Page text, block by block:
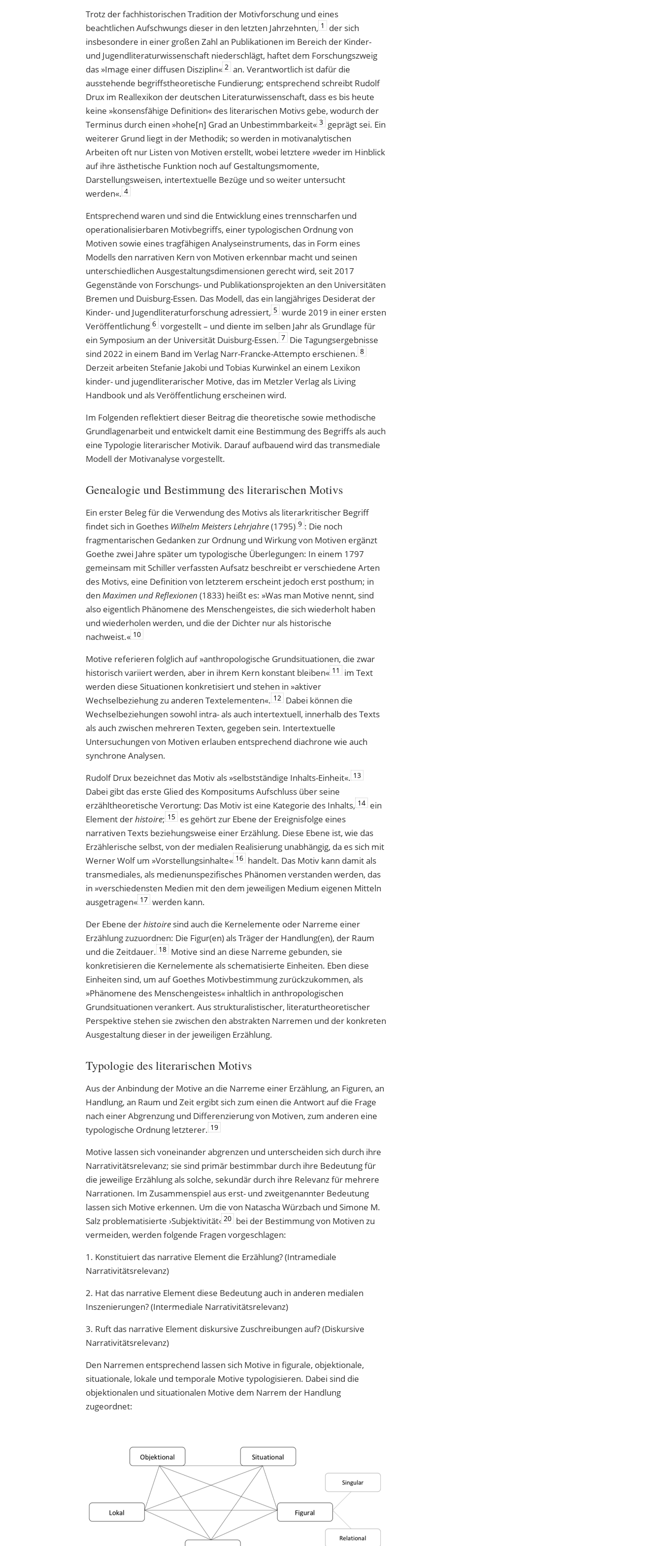
Trotz der fachhistorischen Tradition der Motivforschung und eines
beachtlichen Aufschwungs dieser in den letzten Jahrzehnten, 1
der sich
insbesondere in einer großen Zahl an Publikationen im Bereich der Kinder-
und Jugendliteraturwissenschaft niederschlägt, haftet dem Forschungszweig
das »Image einer diffusen Disziplin« 2 an. Verantwortlich ist dafür die
ausstehende begriffstheoretische Fundierung; entsprechend schreibt Rudolf
Drux im Reallexikon der deutschen Literaturwissenschaft, dass es bis heute
keine »konsensfähige Definition« des literarischen Motivs gebe, wodurch der
Terminus durch einen »hohe[n] Grad an Unbestimmbarkeit« 3 geprägt sei. Ein
weiterer Grund liegt in der Methodik; so werden in motivanalytischen
Arbeiten oft nur Listen von Motiven erstellt, wobei letztere »weder im Hinblick
auf ihre ästhetische Funktion noch auf Gestaltungsmomente,
Darstellungsweisen, intertextuelle Bezüge und so weiter untersucht
werden«. 4
Entsprechend waren und sind die Entwicklung eines trennscharfen und
operationalisierbaren Motivbegriffs, einer typologischen Ordnung von
Motiven sowie eines tragfähigen Analyseinstruments, das in Form eines
Modells den narrativen Kern von Motiven erkennbar macht und seinen
unterschiedlichen Ausgestaltungsdimensionen gerecht wird, seit 2017
Gegenstände von Forschungs- und Publikationsprojekten an den Universitäten
Bremen und Duisburg-Essen. Das Modell, das ein langjähriges Desiderat der
Kinder- und Jugendliteraturforschung adressiert, 5 wurde 2019 in einer ersten
Veröffentlichung 6 vorgestellt – und diente im selben Jahr als Grundlage für
ein Symposium an der Universität Duisburg-Essen. 7 Die Tagungsergebnisse
sind 2022 in einem Band im Verlag Narr-Francke-Attempto erschienen. 8
Derzeit arbeiten Stefanie Jakobi und Tobias Kurwinkel an einem Lexikon
kinder- und jugendliterarischer Motive, das im Metzler Verlag als Living
Handbook und als Veröffentlichung erscheinen wird.
Im Folgenden reflektiert dieser Beitrag die theoretische sowie methodische
Grundlagenarbeit und entwickelt damit eine Bestimmung des Begriffs als auch
eine Typologie literarischer Motivik. Darauf aufbauend wird das transmediale
Modell der Motivanalyse vorgestellt.
Genealogie und Bestimmung des literarischen Motivs
Ein erster Beleg für die Verwendung des Motivs als literarkritischer Begriff
findet sich in Goethes Wilhelm Meisters Lehrjahre(1795) 9 : Die noch
fragmentarischen Gedanken zur Ordnung und Wirkung von Motiven ergänzt
Goethe zwei Jahre später um typologische Überlegungen: In einem 1797
gemeinsam mit Schiller verfassten Aufsatz beschreibt er verschiedene Arten
des Motivs, eine Definition von letzterem erscheint jedoch erst posthum; in
den Maximen und Reflexionen (1833) heißt es: »Was man Motive nennt, sind
also eigentlich Phänomene des Menschengeistes, die sich wiederholt haben
und wiederholen werden, und die der Dichter nur als historische
nachweist.« 10
Motive referieren folglich auf »anthropologische Grundsituationen, die zwar
histo­risch variiert werden, aber in ihrem Kern konstant bleiben« 11
im Text
werden diese Situationen konkretisiert und stehen in »aktiver
Wechselbeziehung zu anderen Text­elementen«. 12 Dabei können die
Wechselbeziehungen sowohl intra- als auch intertextuell, innerhalb des Texts
als auch zwischen mehreren Texten, gegeben sein. Intertextuelle
Untersuchungen von Motiven erlauben entsprechend diachrone wie auch
synchrone Analysen.
Rudolf Drux bezeichnet das Motiv als »selbstständige Inhalts-Einheit«. 13
Dabei gibt das erste Glied des Kompositums Aufschluss über seine
erzähltheoretische Verortung: Das Motiv ist eine Kategorie des Inhalts, 14 ein
Element derhistoire; 15 es gehört zur Ebene der Ereignisfolge eines
narrativen Texts beziehungsweise einer Erzählung. Diese Ebene ist, wie das
Erzählerische selbst, von der medialen Realisierung unabhängig, da es sich mit
Werner Wolf um »Vorstellungsinhalte« 16 handelt. Das Motiv kann damit als
transmediales, als medienunspezifisches Phänomen verstanden werden, das
in »verschiedensten Medien mit den dem jeweiligen Medium eigenen Mitteln
ausgetragen« 17 werden kann.
Der Ebene derhistoire sind auch die Kernelemente oder Narreme einer
Erzählung zuzuordnen: Die Figur(en) als Träger der Handlung(en), der Raum
und die Zeitdauer. 18 Motive sind an diese Narreme gebunden, sie
konkretisieren die Kernelemente als schematisierte Einheiten. Eben diese
Einheiten sind, um auf Goethes Motivbestimmung zurückzukommen, als
»Phänomene des Menschengeistes« inhaltlich in anthropologischen
Grundsituationen verankert. Aus strukturalistischer, literaturtheoretischer
Perspektive stehen sie zwischen den abstrakten Narremen und der konkreten
Ausgestaltung dieser in der jeweiligen Erzählung.
Typologie des literarischen Motivs
Aus der Anbindung der Motive an die Narreme einer Erzählung, an Figuren, an
Handlung, an Raum und Zeit ergibt sich zum einen die Antwort auf die Frage
nach einer Abgrenzung und Differenzierung von Motiven, zum anderen eine
typologische Ordnung letzterer. 19
Motive lassen sich voneinander abgrenzen und unterscheiden sich durch ihre
Narrativitätsrelevanz; sie sind primär bestimmbar durch ihre Bedeutung für
die jeweilige Erzählung als solche, sekundär durch ihre Relevanz für mehrere
Narrationen. Im Zusammenspiel aus erst- und zweitgenannter Bedeutung
lassen sich Motive erkennen. Um die von Natascha Würzbach und Simone M.
Salz problematisierte ›Subjektivität‹ 20 bei der Bestimmung von Motiven zu
vermeiden, werden folgende Fragen vorgeschlagen:
1. Konstituiert das narrative Element die Erzählung? (Intramediale
Narrativitätsrelevanz)
2. Hat das narrative Element diese Bedeutung auch in anderen medialen
Inszenierungen? (Intermediale Narrativitätsrelevanz)
3. Ruft das narrative Element diskursive Zuschreibungen auf? (Diskursive
Narrativitätsrelevanz)
Den Narremen entsprechend lassen sich Motive in figurale, objektionale,
situationale, lokale und temporale Motive typologisieren. Dabei sind die
objektionalen und situationalen Motive dem Narrem der Handlung
zugeordnet: